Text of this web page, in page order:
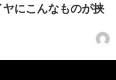
ヤにこんなものが挟